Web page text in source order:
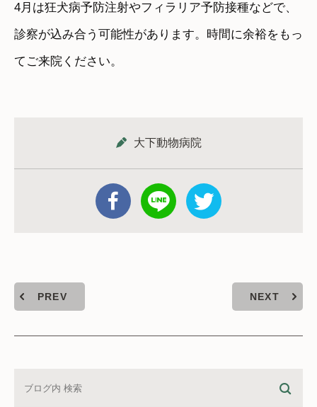
4月は狂犬病予防注射やフィラリア予防接種などで、
診察が込み合う可能性があります。時間に余裕をもっ
てご来院ください。
大下動物病院
PREV NEXT